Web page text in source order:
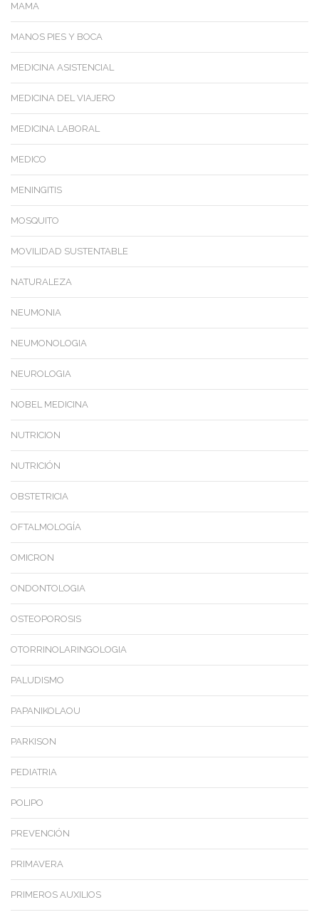
MAMA
MANOS PIES Y BOCA
MEDICINA ASISTENCIAL
MEDICINA DEL VIAJERO
MEDICINA LABORAL
MEDICO
MENINGITIS
MOSQUITO
MOVILIDAD SUSTENTABLE
NATURALEZA
NEUMONIA
NEUMONOLOGIA
NEUROLOGIA
NOBEL MEDICINA
NUTRICION
NUTRICIÓN
OBSTETRICIA
OFTALMOLOGÍA
OMICRON
ONDONTOLOGIA
OSTEOPOROSIS
OTORRINOLARINGOLOGIA
PALUDISMO
PAPANIKOLAOU
PARKISON
PEDIATRIA
POLIPO
PREVENCIÓN
PRIMAVERA
PRIMEROS AUXILIOS